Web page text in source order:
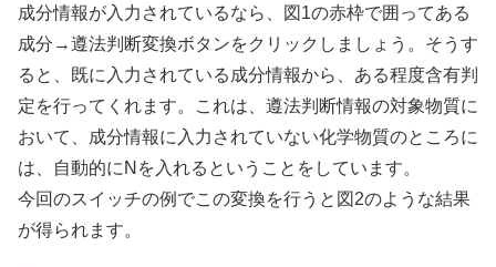
成分情報が入力されているなら、図1の赤枠で囲ってある
成分→遵法判断変換ボタンをクリックしましょう。そうす
ると、既に入力されている成分情報から、ある程度含有判
定を行ってくれます。これは、遵法判断情報の対象物質に
おいて、成分情報に入力されていない化学物質のところに
は、自動的にNを入れるということをしています。
今回のスイッチの例でこの変換を行うと図2のような結果
が得られます。